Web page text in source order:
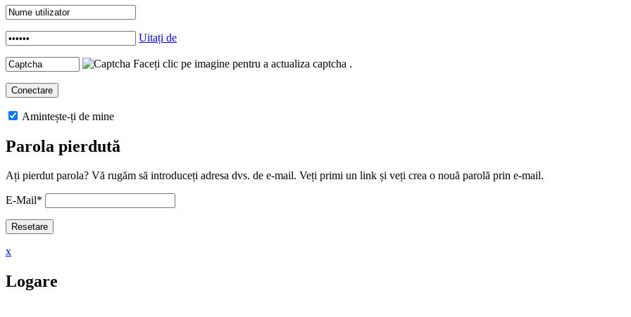
Uitați de
Faceți clic pe imagine pentru a actualiza captcha .
Amintește-ți de mine
Parola pierdută
Ați pierdut parola? Vă rugăm să introduceți adresa dvs. de e-mail. Veți primi un link și veți crea o nouă parolă prin e-mail.
E-Mail*
x
Logare